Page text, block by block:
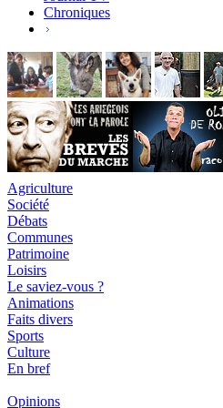
Chroniques
Agriculture
Société
Débats
Communes
Patrimoine
Loisirs
Le saviez-vous ?
Animations
Faits divers
Sports
Culture
En bref
Opinions